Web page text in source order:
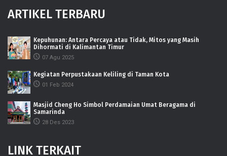
ARTIKEL TERBARU
Kepuhunan: Antara Percaya atau Tidak, Mitos yang Masih
Dihormati di Kalimantan Timur
07 Agu 2025
Kegiatan Perpustakaan Keliling di Taman Kota
01 Feb 2024
Masjid Cheng Ho Simbol Perdamaian Umat Beragama di
Samarinda
28 Des 2023
LINK TERKAIT